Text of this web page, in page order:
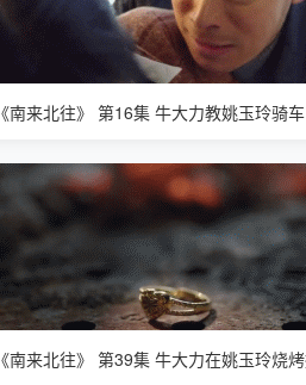
《南来北往》 第16集 牛大力教姚玉玲骑车